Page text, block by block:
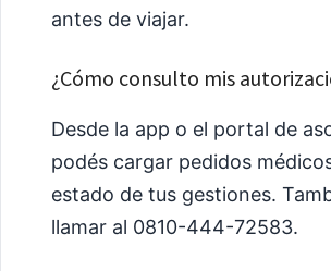
antes de viajar.
¿Cómo consulto mis
Desde la app o el portal de
podés cargar pedidos
estado de tus gestiones.
llamar al 0810-444-72583.